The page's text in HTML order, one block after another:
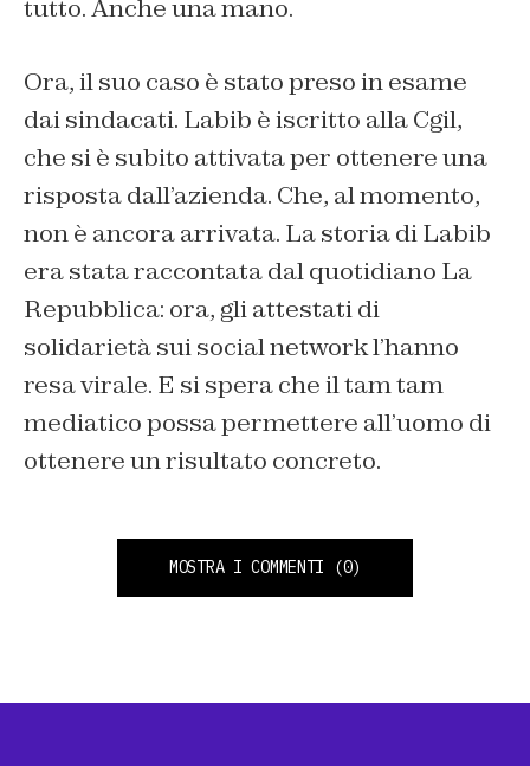
tutto. Anche una mano.
Ora, il suo caso è stato preso in esame
dai sindacati. Labib è iscritto alla Cgil,
che si è subito attivata per ottenere una
risposta dall’azienda. Che, al momento,
non è ancora arrivata. La storia di Labib
era stata raccontata dal quotidiano La
Repubblica: ora, gli attestati di
solidarietà sui social network l’hanno
resa virale. E si spera che il tam tam
mediatico possa permettere all’uomo di
ottenere un risultato concreto.
MOSTRA I COMMENTI (0)